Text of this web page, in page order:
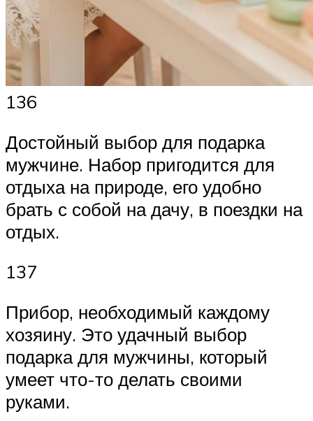
136
Достойный выбор для подарка
мужчине. Набор пригодится для
отдыха на природе, его удобно
брать с собой на дачу, в поездки на
отдых.
137
Прибор, необходимый каждому
хозяину. Это удачный выбор
подарка для мужчины, который
умеет что-то делать своими
руками.